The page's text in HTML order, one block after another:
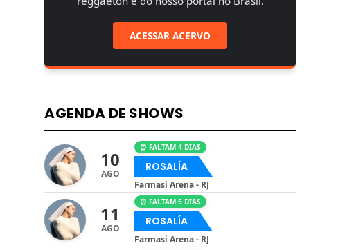
ACESSAR ACERVO
AGENDA DE SHOWS
10
AGO
⏰ FALTAM 4 DIAS
ROSALÍA
Farmasi Arena - RJ
11
AGO
⏰ FALTAM 5 DIAS
ROSALÍA
Farmasi Arena - RJ